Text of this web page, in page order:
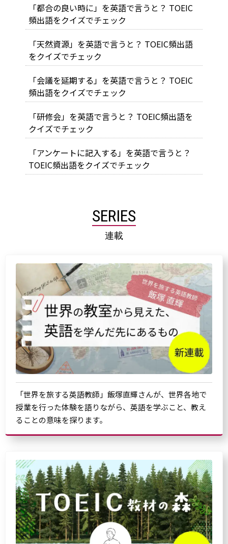
「都合の良い時に」を英語で言うと？ TOEIC
頻出語をクイズでチェック
「天然資源」を英語で言うと？ TOEIC頻出語
をクイズでチェック
「会議を延期する」を英語で言うと？ TOEIC
頻出語をクイズでチェック
「研修会」を英語で言うと？ TOEIC頻出語を
クイズでチェック
「アンケートに記入する」を英語で言うと？
TOEIC頻出語をクイズでチェック
SERIES
連載
「世界を旅する英語教師」飯塚直輝さんが、世界各地で
授業を行った体験を語りながら、英語を学ぶこと、教え
ることの意味を探ります。